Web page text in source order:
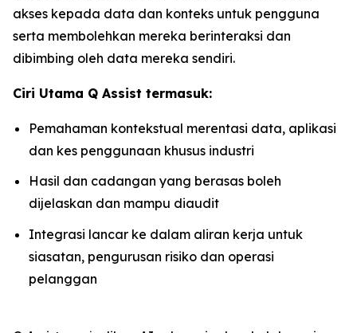
akses kepada data dan konteks untuk pengguna
serta membolehkan mereka berinteraksi dan
dibimbing oleh data mereka sendiri.
Ciri Utama Q Assist termasuk:
Pemahaman kontekstual merentasi data, aplikasi
dan kes penggunaan khusus industri
Hasil dan cadangan yang berasas boleh
dijelaskan dan mampu diaudit
Integrasi lancar ke dalam aliran kerja untuk
siasatan, pengurusan risiko dan operasi
pelanggan